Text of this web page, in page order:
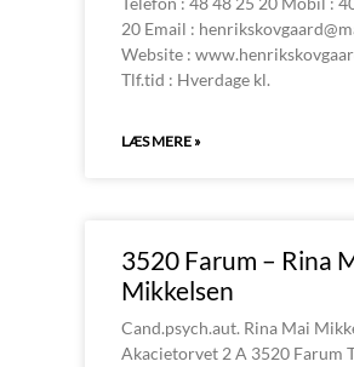
20 Email :
Website :
Tlf.tid : Hverdage kl.
LÆS MERE »
3520 Farum – Rina
Mikkelsen
Cand.psych.aut. Rina Mai
Akacietorvet 2 A 3520 Farum